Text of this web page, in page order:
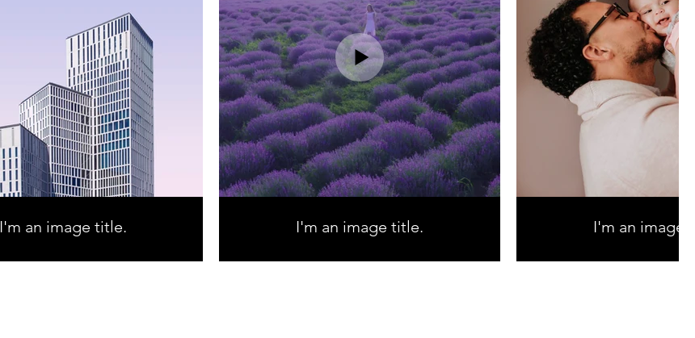
I'm an image title. I'm an image title. I'm an image